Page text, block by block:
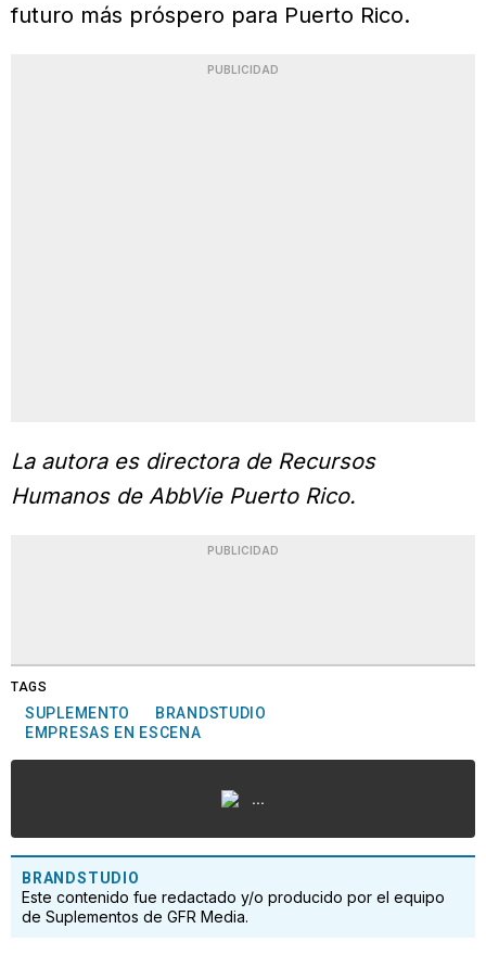
futuro más próspero para Puerto Rico.
PUBLICIDAD
La autora es directora de Recursos
Humanos de AbbVie Puerto Rico.
PUBLICIDAD
TAGS
SUPLEMENTO
BRANDSTUDIO
EMPRESAS EN ESCENA
...
BRANDSTUDIO
Este contenido fue redactado y/o producido por el equipo
de Suplementos de GFR Media.